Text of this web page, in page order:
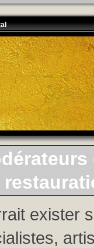
exister